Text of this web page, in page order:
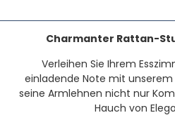
Charmanter Rattan-
Verleihen Sie Ihrem
einladende Note mit
seine Armlehnen nicht nur
Hauch von